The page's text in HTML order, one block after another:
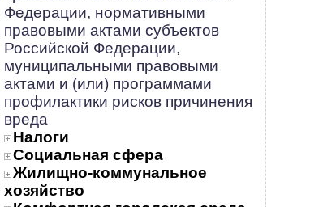
Федерации, нормативными
правовыми актами субъектов
Российской Федерации,
муниципальными правовыми
актами и (или) программами
профилактики рисков причинения
вреда
Налоги
Социальная сфера
Жилищно-коммунальное
хозяйство